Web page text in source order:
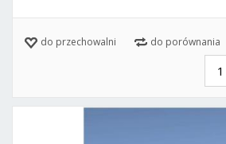
do przechowalni do porównania